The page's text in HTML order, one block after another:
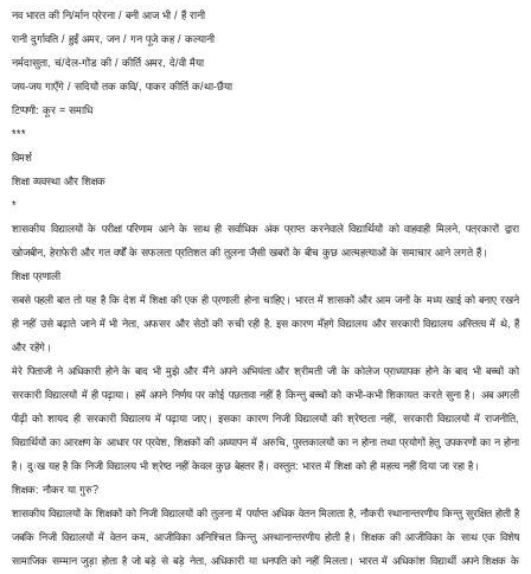
नव भारत की नि/र्मान प्रेरना / बनी आज भी / हैं रानी
रानी दुर्गावति / हुईं अमर, जन / गन पूजे कह / कल्यानी
नर्मदासुता, चं/देल-गोंड की / कीर्ति अमर, दे/वी मैया
जय-जय गाएँगे / सदियों तक कवि/, पाकर कीर्ति क/था-छैंया
टिप्पणी: कूर = समाधि
***
विमर्श
शिक्षा व्यवस्था और शिक्षक
*
शासकीय विद्यालयों के परीक्षा परिणाम आने के साथ ही सर्वाधिक अंक प्राप्त करनेवाले विद्यार्थियों को वाहवाही मिलने, पत्रकारों द्वारा
खोजबीन, हेराफेरी और गत वर्षों के सफलता प्रतिशत की तुलना जैसी खबरों के बीच कुछ आत्महत्याओं के समाचार आने लगते हैं।
शिक्षा प्रणाली
सबसे पहली बात तो यह है कि देश में शिक्षा की एक ही प्रणाली होना चाहिए। भारत में शासकों और आम जनों के मध्य खाई को बनाए रखने
ही नहीं उसे बढ़ाते जाने में भी नेता, अफसर और सेठों की रुची रही है. इस कारण मँहगे विद्यालय और सरकारी विद्यालय अस्तित्व में थे, हैं
और रहेंगे।
मेरे पिताजी ने अधिकारी होने के बाद भी मुझे और मैंने अपने अभियंता और श्रीमती जी के कोलेज प्राध्यापक होने के बाद भी बच्चों को
सरकारी विद्यालयों में ही पढ़ाया। हमें अपने निर्णय पर कोई पछतावा नहीं है किन्तु बच्चों को कभी-कभी शिकायत करते सुना है। अब अगली
पीढ़ी को शायद ही सरकारी विद्यालय में पढ़ाया जाए। इसका कारण निजी विद्यालयों की श्रेष्ठता नहीं, सरकारी विद्यालयों में राजनीति,
विद्यार्थियों का आरक्षण के आधार पर प्रवेश, शिक्षकों की अध्यापन में अरुचि, पुस्तकालयों का न होना तथा प्रयोगों हेतु उपकरणों का न होना
है। दुःख यह है कि निजी विद्यालय भी श्रेष्ठ नहीं केवल कुछ बेहतर हैं। वस्तुत: भारत में शिक्षा को ही महत्व नहीं दिया जा रहा है।
शिक्षक: नौकर या गुरु?
शासकीय विद्यालयों के शिक्षकों को निजी विद्यालयों की तुलना में पर्याप्त अधिक वेतन मिलाता है, नौकरी स्थानान्तरणीय किन्तु सुरक्षित होती है
जबकि निजी विद्यालयों में वेतन कम, आजीविका अनिश्चित किन्तु अस्थानान्तरणीय होती है। शिक्षक की आजीविका के साथ एक विशेष
सामाजिक सम्मान जुड़ा होता है जो बड़े से बड़े नेता, अधिकारी या धनपति को नहीं मिलता। भारत में अधिकांश विद्यार्थी अपने शिक्षक के